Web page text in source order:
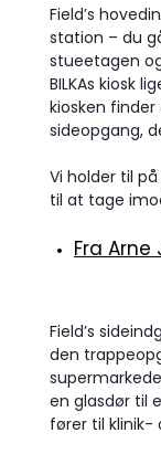
Field’s
station – du
stueetagen
BILKAs kiosk
kiosken
sideopgang,
Vi holder til
til at tage
Fra Arne
Field’s
den
en glasdør til
fører til klinik-